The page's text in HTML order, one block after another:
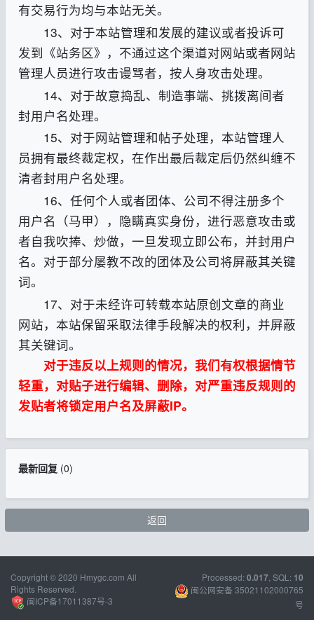
有交易行为均与本站无关。
13、对于本站管理和发展的建议或者投诉可
发到《站务区》，不通过这个渠道对网站或者网站
管理人员进行攻击谩骂者，按人身攻击处理。
14、对于故意捣乱、制造事端、挑拨离间者
封用户名处理。
15、对于网站管理和帖子处理，本站管理人
员拥有最终裁定权，在作出最后裁定后仍然纠缠不
清者封用户名处理。
16、任何个人或者团体、公司不得注册多个
用户名（马甲），隐瞒真实身份，进行恶意攻击或
者自我吹捧、炒做，一旦发现立即公布，并封用户
名。对于部分屡教不改的团体及公司将屏蔽其关键
词。
17、对于未经许可转载本站原创文章的商业
网站，本站保留采取法律手段解决的权利，并屏蔽
其关键词。
对于违反以上规则的情况，我们有权根据情节
轻重，对贴子进行编辑、删除，对严重违反规则的
发贴者将锁定用户名及屏蔽IP。
最新回复(0)
返回
Copyright © 2020 Hmygc.com All
Rights Reserved.
闽ICP备17011387号-3
Processed: 0.017 , SQL: 10
闽公网安备 35021102000765
号